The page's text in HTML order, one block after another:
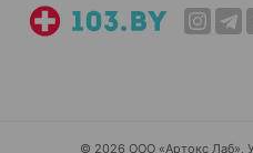
© 2026 ООО «Артокс Лаб»,